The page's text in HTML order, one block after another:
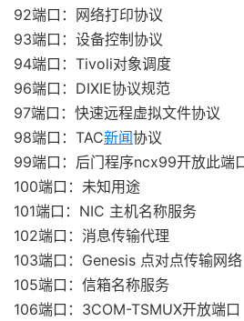
92端口：网络打印协议
93端口：设备控制协议
94端口：Tivoli对象调度
96端口：DIXIE协议规范
97端口：快速远程虚拟文件协议
98端口：TAC新闻协议
99端口：后门程序ncx99开放此端
100端口：未知用途
101端口：NIC 主机名称服务
102端口：消息传输代理
103端口：Genesis 点对点传输网络
105端口：信箱名称服务
106端口：3COM-TSMUX开放端口